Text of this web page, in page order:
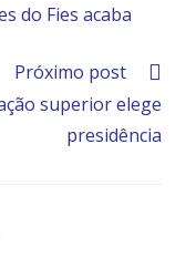
do Fies acaba
Próximo post
superior elege
presidência